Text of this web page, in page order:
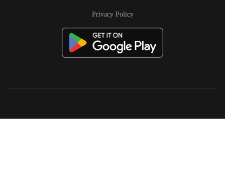
Privacy Policy